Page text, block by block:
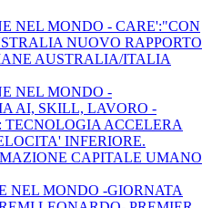
NEL MONDO - CARE':"CON
NUOVO RAPPORTO
AUSTRALIA/ITALIA
NEL MONDO -
AI, SKILL, LAVORO -
ACCELERA
INFERIORE.
CAPITALE UMANO
NEL MONDO -GIORNATA